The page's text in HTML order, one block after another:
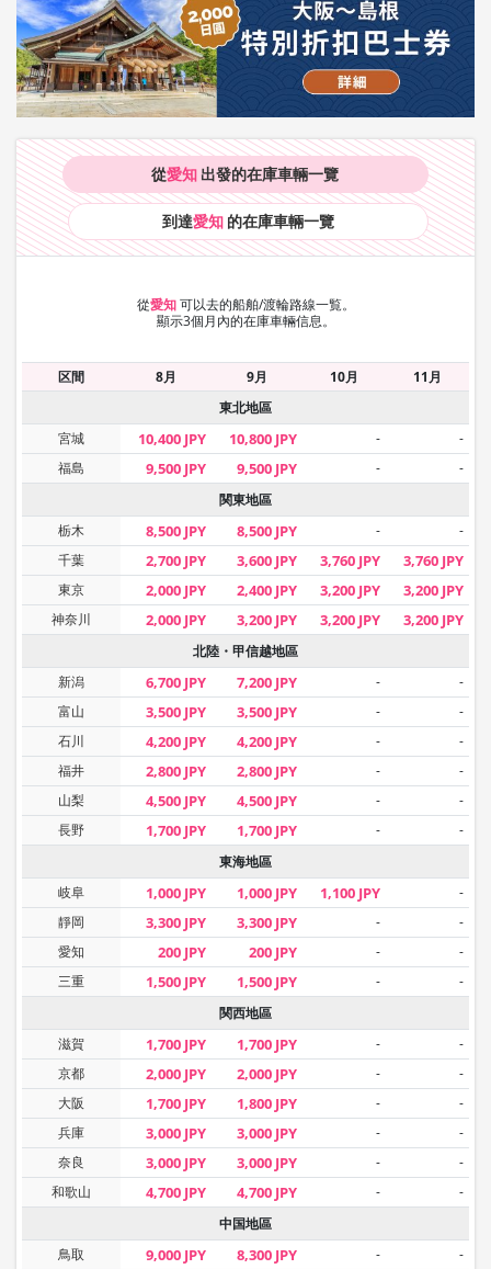
從愛知 出發的在庫車輛一覽
到達愛知 的在庫車輛一覽
從愛知 可以去的船舶/渡輪路線一覧。
顯示3個月內的在庫車輛信息。
区間 8月 9月 10月
11月
東北地區
宮城
10,400 JPY 10,800 JPY -
-
福島
9,500 JPY 9,500 JPY -
-
関東地區
栃木
8,500 JPY 8,500 JPY -
-
千葉
2,700 JPY 3,600 JPY 3,760 JPY 3,760 JPY
東京 2,000 JPY 2,400 JPY 3,200 JPY 3,200 JPY
神奈川 2,000 JPY 3,200 JPY 3,200 JPY 3,200 JPY
北陸・甲信越地區
新潟
6,700 JPY 7,200 JPY -
-
富山
3,500 JPY 3,500 JPY -
-
石川
4,200 JPY 4,200 JPY -
-
福井
2,800 JPY 2,800 JPY -
-
山梨
4,500 JPY 4,500 JPY -
-
長野
1,700 JPY 1,700 JPY -
-
東海地區
岐阜
1,000 JPY 1,000 JPY 1,100 JPY
-
靜岡
3,300 JPY 3,300 JPY -
-
愛知
200 JPY 200 JPY -
-
三重
1,500 JPY 1,500 JPY -
-
関西地區
滋賀
1,700 JPY 1,700 JPY -
-
京都
2,000 JPY 2,000 JPY -
-
大阪
1,700 JPY 1,800 JPY -
-
兵庫
3,000 JPY 3,000 JPY -
-
奈良
3,000 JPY 3,000 JPY -
-
和歌山
4,700 JPY 4,700 JPY -
-
中国地區
鳥取
9,000 JPY 8,300 JPY -
-